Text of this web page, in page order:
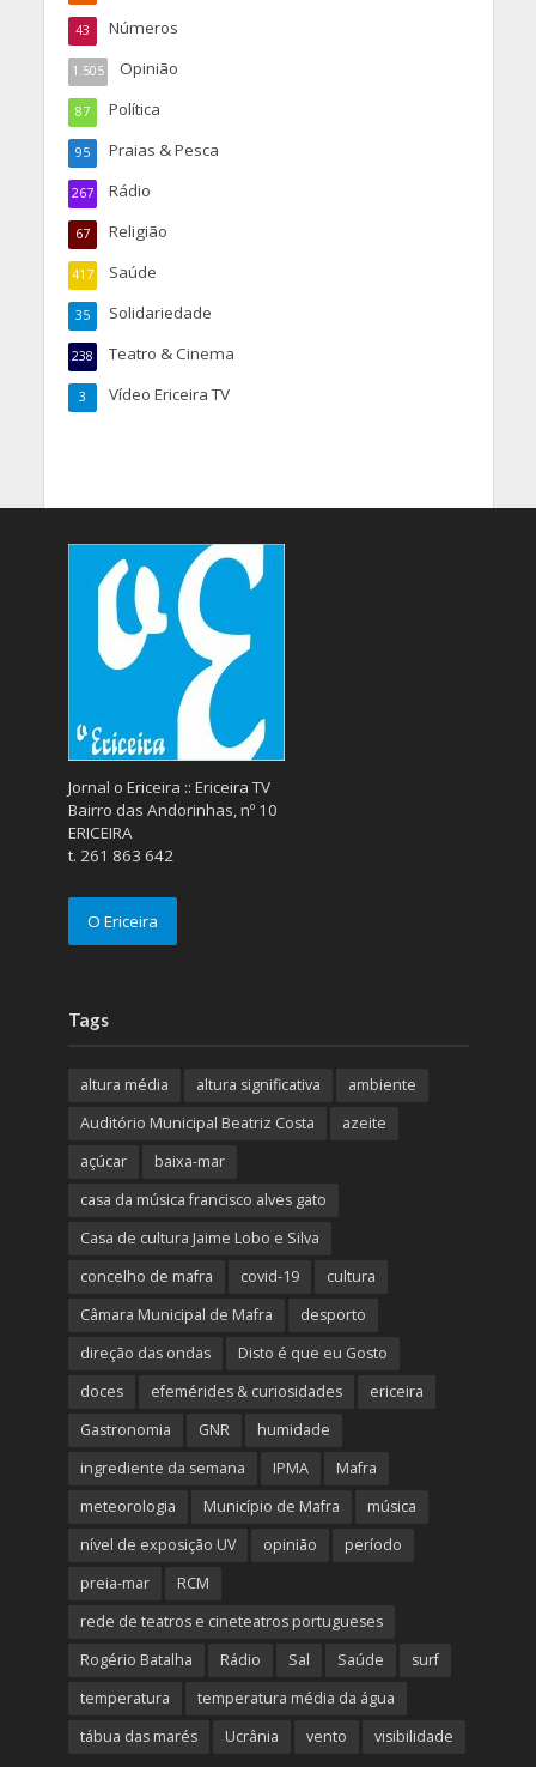
Números
43
Opinião
1.505
Política
87
Praias & Pesca
95
Rádio
267
Religião
67
Saúde
417
Solidariedade
35
Teatro & Cinema
238
Vídeo Ericeira TV
3
Jornal o Ericeira :: Ericeira TV
Bairro das Andorinhas, nº 10
ERICEIRA
t. 261 863 642
O Ericeira
Tags
altura média altura significativa
ambiente
Auditório Municipal Beatriz Costa
azeite
açúcar
baixa-mar
casa da música francisco alves gato
Casa de cultura Jaime Lobo e Silva
concelho de mafra
covid-19
cultura
Câmara Municipal de Mafra
desporto
direção das ondas
Disto é que eu Gosto
doces
efemérides & curiosidades
ericeira
Gastronomia
GNR
humidade
ingrediente da semana
IPMA
Mafra
meteorologia
Município de Mafra
música
nível de exposição UV
opinião
período
preia-mar
RCM
rede de teatros e cineteatros portugueses
Rogério Batalha
Rádio Sal Saúde
surf
temperatura
temperatura média da água
tábua das marés
Ucrânia vento visibilidade